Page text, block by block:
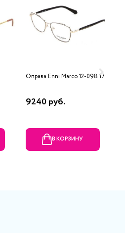
Оправа Enni Marco 12-098 17
9240 руб.
В КОРЗИНУ